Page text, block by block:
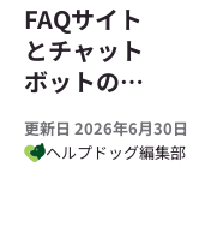
FAQサイト
とチャット
ボットの違
いとは？使
い分けと導
更新日 2026年6月30日
ヘルプドッグ編集部